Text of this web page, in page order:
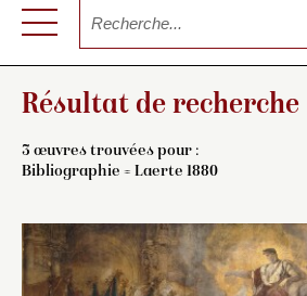
Résultat de recherche
3 œuvres trouvées pour :
Bibliographie = Laerte 1880